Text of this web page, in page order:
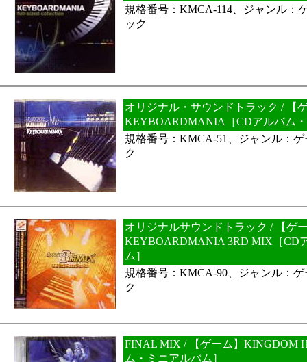
規格番号：KMCA-114、ジャンル：
ック
オリジナル・サウンドトラック / 【
KEYBOARDMANIA［CDアルバム
規格番号：KMCA-51、ジャンル：
ク
オリジナルサウンドトラック / 【ゲ
KEYBOARDMANIA 3RD MIX［CD
ム］
規格番号：KMCA-90、ジャンル：
ク
FINAL MIX / 【ゲーム】KINGDOM
ム・ミニアルバム］